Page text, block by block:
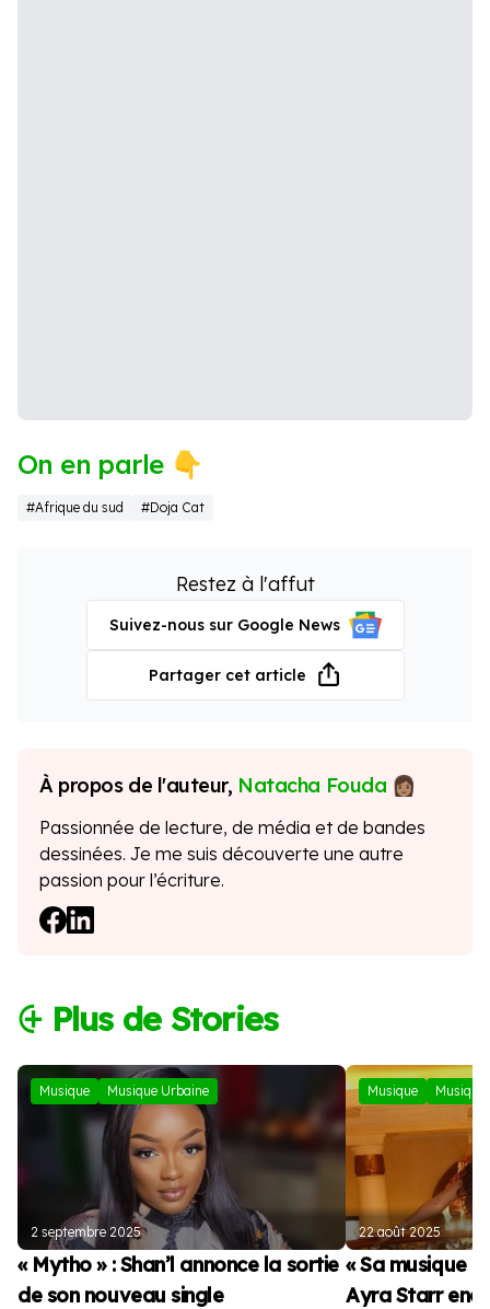
On en parle 👇
#Afrique du sud #Doja Cat
Restez à l'affut
Suivez-nous sur Google News
Partager cet article
À propos de l'auteur, Natacha Fouda
Passionnée de lecture, de média et de bandes
dessinées. Je me suis découverte une autre
passion pour l’écriture.
⨭ Plus de Stories
Musique Musique Urbaine
2 septembre 2025
« Mytho » : Shan’l annonce la sortie
de son nouveau single
Musique
22 août 2025
« Sa musique
Ayra Starr